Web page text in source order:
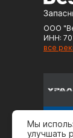
ООО
ИНН:
все
Мы
улучшать